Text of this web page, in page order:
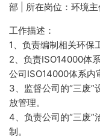
部 | 所在岗位：环境
工作描述：
1、负责编制相关环保
2、负责ISO14000体
公司ISO14000体系内
3、监督公司的“三废
放管理。
4、负责公司的“三废”
制。